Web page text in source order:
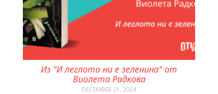
Из "И леглото ни е зеленина" от
Виолета Радкова
DECEMBER 21, 2024